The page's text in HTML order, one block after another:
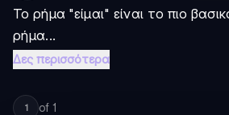
Το ρήμα "είμαι" είναι το πιο
ρήμα...
Δες περισσότερα
1 of 1